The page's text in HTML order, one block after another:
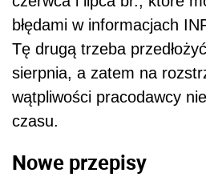
błędami w informacjach
Tę drugą trzeba przedłożyć
sierpnia, a zatem na
wątpliwości pracodawcy
czasu.
Nowe przepisy